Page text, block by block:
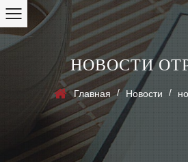
НОВОСТИ
Главная / Новости /